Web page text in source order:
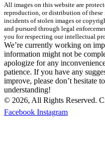
All images on this website are
reproduction, or distribution of
incidents of stolen images or
and pursued through legal
you for respecting our intellectual
We’re currently working on
information might not be
apologize for any
patience. If you have any
improve, please don’t hesitate
understanding!
© 2026, All Rights Reserved.
Facebook Instagram